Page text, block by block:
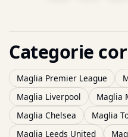
Categorie
Maglia Premier League
Maglia Liverpool
Maglia
Maglia Chelsea
Maglia
Maglia Leeds United